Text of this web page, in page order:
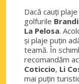
Dacă cauți
golfurile
La Pelosa.
și plaje puțin
teamă. În
recomandăm
Coticcio, Li
mai puțin